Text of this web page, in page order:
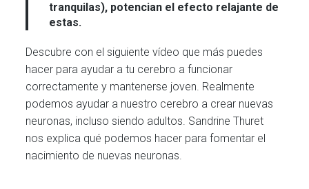
tranquilas), potencian el efecto relajante de
estas.
Descubre con el siguiente vídeo que más puedes
hacer para ayudar a tu cerebro a funcionar
correctamente y mantenerse joven. Realmente
podemos ayudar a nuestro cerebro a crear nuevas
neuronas, incluso siendo adultos. Sandrine Thuret
nos explica qué podemos hacer para fomentar el
nacimiento de nuevas neuronas.